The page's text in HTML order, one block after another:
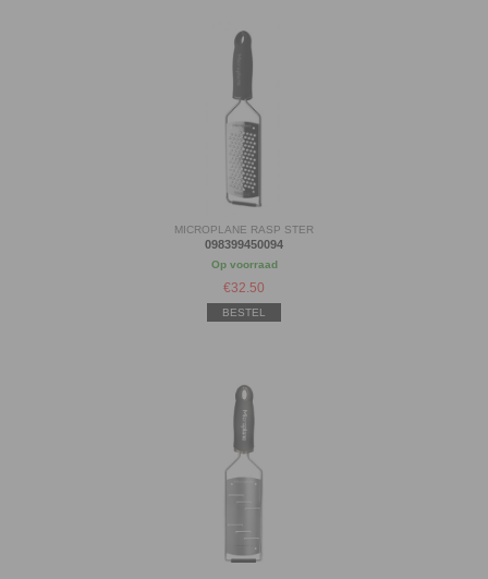
MICROPLANE RASP STER
098399450094
Op voorraad
€32.50
BESTEL